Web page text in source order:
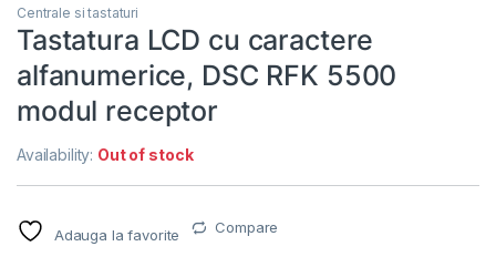
Centrale si tastaturi
Tastatura LCD cu caractere
alfanumerice, DSC RFK 5500
modul receptor
Availability: Out of stock
Adauga la favorite Compare